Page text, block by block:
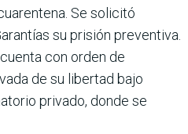
Se solicitó
su prisión preventiva.
con orden de
de su libertad bajo
privado, donde se